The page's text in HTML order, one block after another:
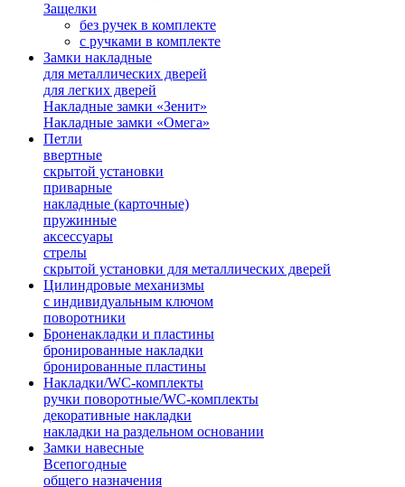
Защелки
без ручек в комплекте
с ручками в комплекте
Замки накладные
для металлических дверей
для легких дверей
Накладные замки «Зенит»
Накладные замки «Омега»
Петли
ввертные
скрытой установки
приварные
накладные (карточные)
пружинные
аксессуары
стрелы
скрытой установки для металлических дверей
Цилиндровые механизмы
с индивидуальным ключом
поворотники
Броненакладки и пластины
бронированные накладки
бронированные пластины
Накладки/WC-комплекты
ручки поворотные/WC-комплекты
декоративные накладки
накладки на раздельном основании
Замки навесные
Всепогодные
общего назначения